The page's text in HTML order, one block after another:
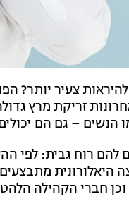
צעיר יותר?
זריקת מרץ
הנשים – גם הם יכולים
היאלורונית
וכן חברי הקהילה